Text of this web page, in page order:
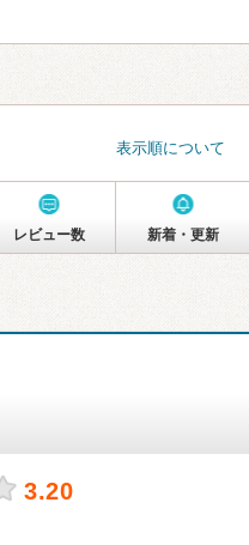
表示順について
レビュー数 新着・更新
3.20